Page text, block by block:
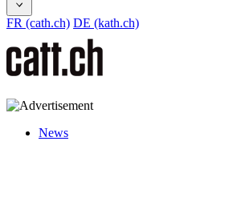
FR (cath.ch) DE (kath.ch)
News